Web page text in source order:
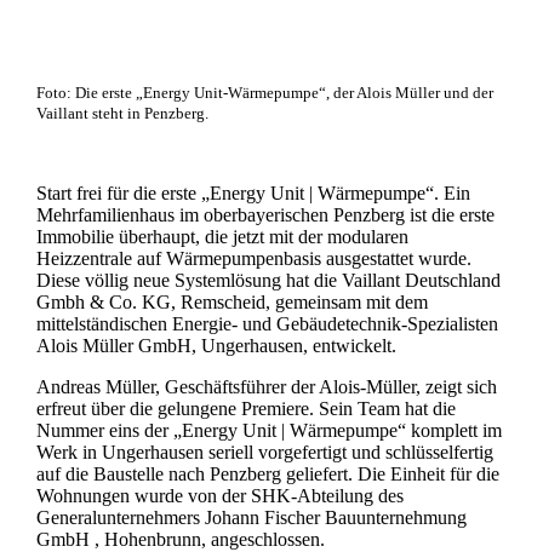
Foto: Die erste „Energy Unit-Wärmepumpe“, der Alois Müller und der
Vaillant steht in Penzberg.
Start frei für die erste „Energy Unit | Wärmepumpe“. Ein
Mehrfamilienhaus im oberbayerischen Penzberg ist die erste
Immobilie überhaupt, die jetzt mit der modularen
Heizzentrale auf Wärmepumpenbasis ausgestattet wurde.
Diese völlig neue Systemlösung hat die Vaillant Deutschland
Gmbh & Co. KG, Remscheid, gemeinsam mit dem
mittelständischen Energie- und Gebäudetechnik-Spezialisten
Alois Müller GmbH, Ungerhausen, entwickelt.
Andreas Müller, Geschäftsführer der Alois-Müller, zeigt sich
erfreut über die gelungene Premiere. Sein Team hat die
Nummer eins der „Energy Unit | Wärmepumpe“ komplett im
Werk in Ungerhausen seriell vorgefertigt und schlüsselfertig
auf die Baustelle nach Penzberg geliefert. Die Einheit für die
Wohnungen wurde von der SHK-Abteilung des
Generalunternehmers Johann Fischer Bauunternehmung
GmbH , Hohenbrunn, angeschlossen.